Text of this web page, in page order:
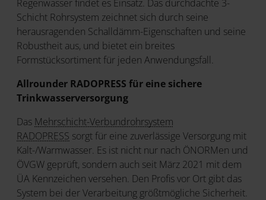
Regenwasser findet es Einsatz. Das durchdachte 3-
Schicht Rohrsystem zeichnet sich durch seine
herausragenden Schalldämm-Eigenschaften und seine
Robustheit aus, und bietet ein breites
Formstücksortiment für jeden Anwendungsfall.
Allrounder RADOPRESS für eine sichere
Trinkwasserversorgung
Das Mehrschicht-Verbundrohrsystem
RADOPRESS sorgt für eine zuverlässige Versorgung mit
Kalt-/Warmwasser. Es ist nicht nur nach ÖNORMen und
ÖVGW geprüft, sondern auch seit März 2021 mit dem
ÜA Kennzeichen versehen. Den Profis vor Ort gibt das
System bei der Verarbeitung größtmögliche Sicherheit.